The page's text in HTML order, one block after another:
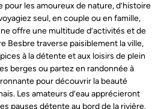
les amoureux de nature, d’histoire
seul, en couple ou en famille,
offre une multitude d’activités et de
Besbre traverse paisiblement la ville,
à la détente et aux loisirs de plein
berges ou partez en randonnée à
pour découvrir la beauté
Les amateurs d’eau apprécieront
pauses détente au bord de la rivière.